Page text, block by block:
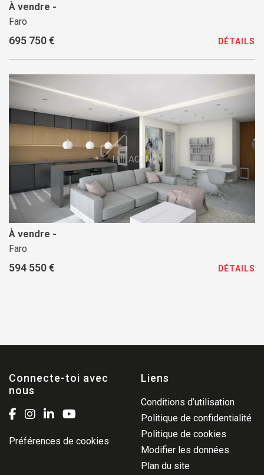
À vendre -
Faro
695 750 € DÉTAILS
À vendre -
Faro
594 550 € DÉTAILS
Connecte-toi avec
nous
Préférences de cookies
Liens
Conditions d’utilisation
Politique de confidentialité
Politique de cookies
Modifier les données
Plan du site